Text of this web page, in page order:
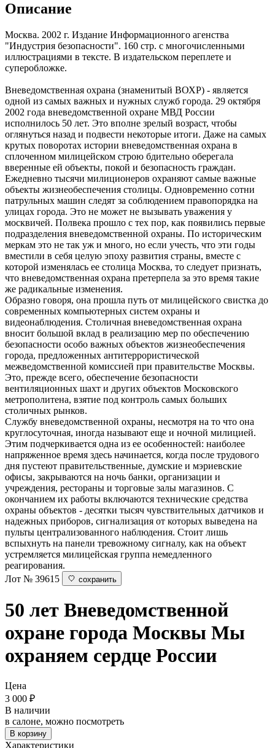
Описание
Москва. 2002 г. Издание Информационного агенства
"Индустрия безопасности". 160 стр. с многочисленными
иллюстрациями в тексте. В издательском переплете и
суперобложке.
Вневедомственная охрана (знаменитый ВОХР) - является
одной из самых важных и нужных служб города. 29 октября
2002 года вневедомственной охране МВД России
исполнилось 50 лет. Это вполне зрелый возраст, чтобы
оглянуться назад и подвести некоторые итоги. Даже на самых
крутых поворотах истории вневедомственная охрана в
сплоченном милицейском строю бдительно оберегала
вверенные ей объекты, покой и безопасность граждан.
Ежедневно тысячи милиционеров охраняют самые важные
объекты жизнеобеспечения столицы. Одновременно сотни
патрульных машин следят за соблюдением правопорядка на
улицах города. Это не может не вызывать уважения у
москвичей. Полвека прошло с тех пор, как появились первые
подразделения вневедомственной охраны. По историческим
меркам это не так уж и много, но если учесть, что эти годы
вместили в себя целую эпоху развития страны, вместе с
которой изменялась ее столица Москва, то следует признать,
что вневедомственная охрана претерпела за это время такие
же радикальные изменения.
Образно говоря, она прошла путь от милицейского свистка до
современных компьютерных систем охраны и
видеонаблюдения. Столичная вневедомственная охрана
вносит большой вклад в реализацию мер по обеспечению
безопасности особо важных объектов жизнеобеспечения
города, предложенных антитеррористической
межведомственной комиссией при правительстве Москвы.
Это, прежде всего, обеспечение безопасности
вентиляционных шахт и других объектов Московского
метрополитена, взятие под контроль самых больших
столичных рынков.
Службу вневедомственной охраны, несмотря на то что она
круглосуточная, иногда называют еще и ночной милицией.
Этим подчеркивается одна из ее особенностей: наиболее
напряженное время здесь начинается, когда после трудового
дня пустеют правительственные, думские и мэриевские
офисы, закрываются на ночь банки, организации и
учреждения, рестораны и торговые залы магазинов. С
окончанием их работы включаются технические средства
охраны объектов - десятки тысяч чувствительных датчиков и
надежных приборов, сигнализация от которых выведена на
пульты централизованного наблюдения. Стоит лишь
вспыхнуть на панели тревожному сигналу, как на объект
устремляется милицейская группа немедленного
реагирования.
Лот № 39615
сохранить
50 лет Вневедомственной
охране города Москвы Мы
охраняем сердце России
Цена
3 000 ₽
В наличии
в салоне, можно посмотреть
В корзину
Характеристики